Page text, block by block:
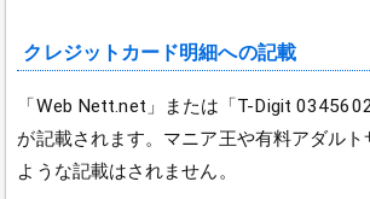
クレジットカード明細への記載
「Web Nett.net」または「T-Digit
が記載されます。マニア王や有料アダルト
ような記載はされません。